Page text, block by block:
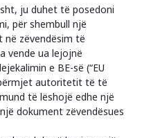
ju duhet të posedoni
për shembull një
zëvendësim të
vende ua lejojnë
e BE-së (“EU
autoritetit të të
të lëshojë edhe një
dokument zëvendësues